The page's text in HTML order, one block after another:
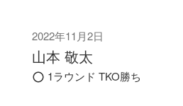
2022年11月2日
山本 敬太
1ラウンド TKO勝ち